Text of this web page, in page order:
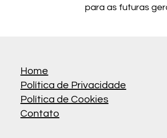
para as futuras
Home
Política de Privacidade
Política de Cookies
Contato